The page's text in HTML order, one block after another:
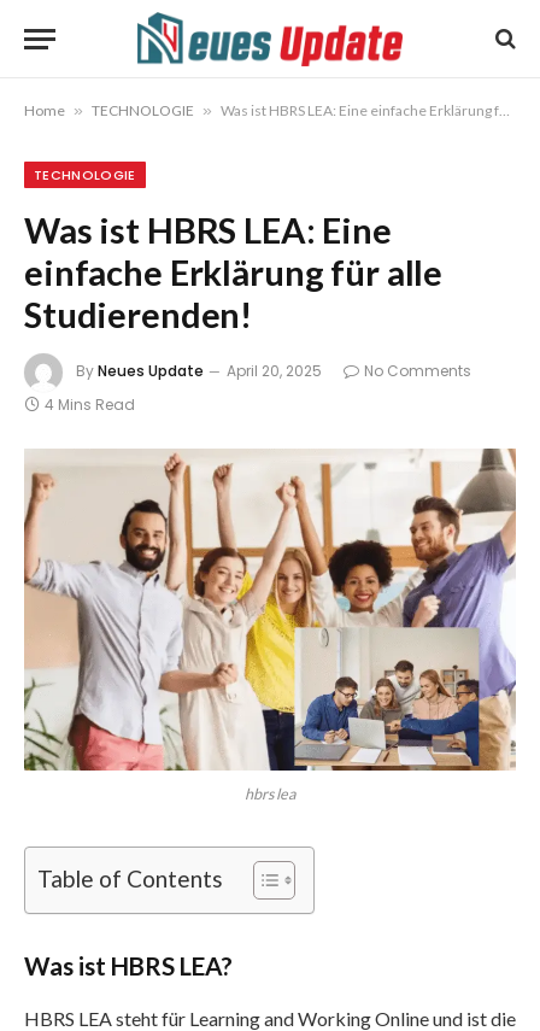
Home » TECHNOLOGIE » Was ist HBRS LEA: Eine einfache Erklärung für alle Studierenden!
TECHNOLOGIE
Was ist HBRS LEA: Eine
einfache Erklärung für alle
Studierenden!
ByNeues Update April 20, 2025
No Comments
4 Mins Read
hbrs lea
Table of Contents
Was ist HBRS LEA?
HBRS LEA steht für Learning and Working Online und ist die